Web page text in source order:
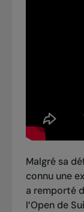
Malgré sa
connu une
a remporté
l’Open de